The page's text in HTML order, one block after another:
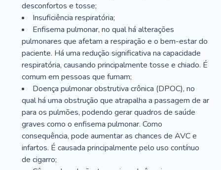
desconfortos e tosse;
Insuficiência respiratória;
Enfisema pulmonar, no qual há alterações
pulmonares que afetam a respiração e o bem-estar do
paciente. Há uma redução significativa na capacidade
respiratória, causando principalmente tosse e chiado. É
comum em pessoas que fumam;
Doença pulmonar obstrutiva crônica (DPOC), no
qual há uma obstrução que atrapalha a passagem de ar
para os pulmões, podendo gerar quadros de saúde
graves como o enfisema pulmonar. Como
consequência, pode aumentar as chances de AVC e
infartos. É causada principalmente pelo uso contínuo
de cigarro;